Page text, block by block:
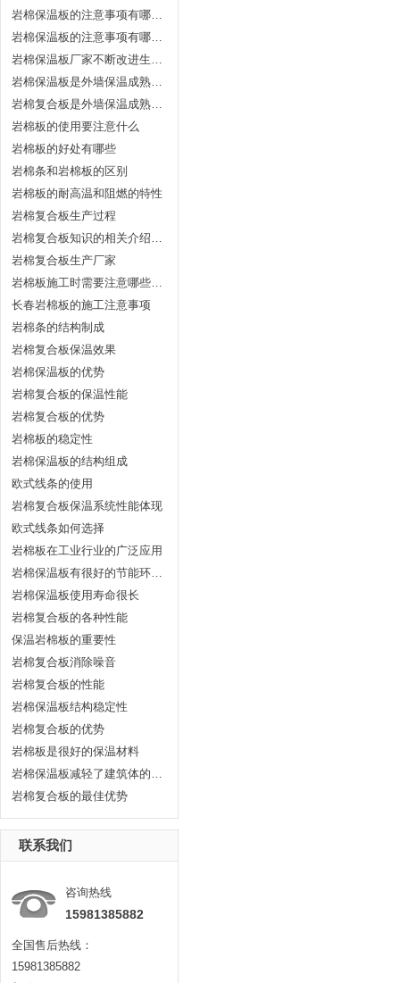
岩棉保温板的注意事项有哪些一
岩棉保温板的注意事项有哪些二
岩棉保温板厂家不断改进生产工艺
岩棉保温板是外墙保温成熟的保温材料
岩棉复合板是外墙保温成熟的保温材料
岩棉板的使用要注意什么
岩棉板的好处有哪些
岩棉条和岩棉板的区别
岩棉板的耐高温和阻燃的特性
岩棉复合板生产过程
岩棉复合板知识的相关介绍和使用
岩棉复合板生产厂家
岩棉板施工时需要注意哪些问题
长春岩棉板的施工注意事项
岩棉条的结构制成
岩棉复合板保温效果
岩棉保温板的优势
岩棉复合板的保温性能
岩棉复合板的优势
岩棉板的稳定性
岩棉保温板的结构组成
欧式线条的使用
岩棉复合板保温系统性能体现
欧式线条如何选择
岩棉板在工业行业的广泛应用
岩棉保温板有很好的节能环保的效果
岩棉保温板使用寿命很长
岩棉复合板的各种性能
保温岩棉板的重要性
岩棉复合板消除噪音
岩棉复合板的性能
岩棉保温板结构稳定性
岩棉复合板的优势
岩棉板是很好的保温材料
岩棉保温板减轻了建筑体的重量荷载
岩棉复合板的最佳优势
联系我们
咨询热线
15981385882
全国售后热线：
15981385882